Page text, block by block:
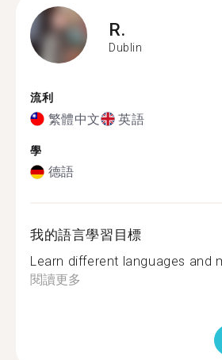
R.
Dublin
流利
繁體中文 英語
學
德語
我的語言學習目標
Learn different languages and
閱讀更多